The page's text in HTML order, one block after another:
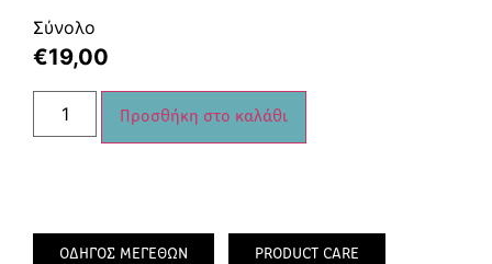
Σύνολο
€19,00
Προσθήκη στο καλάθι
ΟΔΗΓΟΣ ΜΕΓΕΘΩΝ PRODUCT CARE